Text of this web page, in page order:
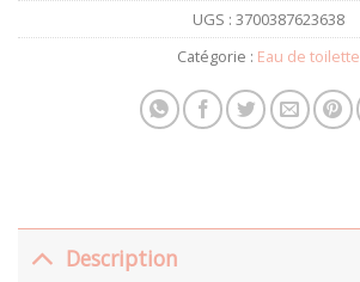
UGS : 3700387623638
Catégorie : Eau de toilette
Description